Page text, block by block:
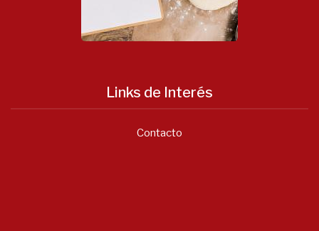
Links de Interés
Contacto